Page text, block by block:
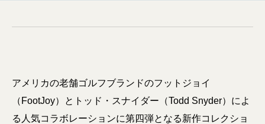
アメリカの老舗ゴルフブランドのフットジョイ
（FootJoy）とトッド・スナイダー（Todd Snyder）によ
る人気コラボレーションに第四弾となる新作コレクショ